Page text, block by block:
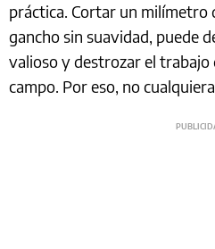
práctica. Cortar un milímetro
gancho sin suavidad, puede
valioso y destrozar el trabajo
campo. Por eso, no